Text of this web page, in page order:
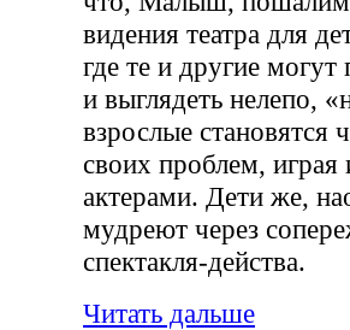
видения театра для
где те и другие могут
и выглядеть нелепо,
взрослые становятся
своих проблем,
актерами. Дети же,
мудреют через
спектакля-действа.
Читать дальше